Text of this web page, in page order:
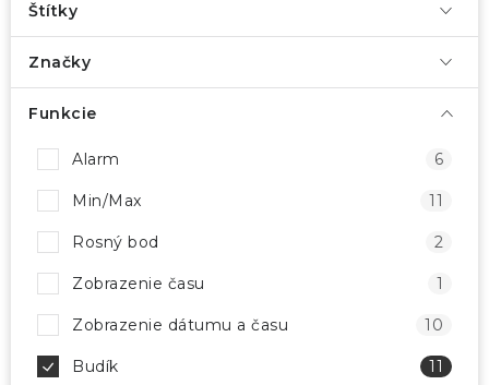
Štítky
Značky
Funkcie
Alarm 6
Min/Max 11
Rosný bod 2
Zobrazenie času 1
Zobrazenie dátumu a času 10
Budík 11